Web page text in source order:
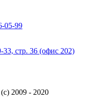
05-99
стр. 36 (офис 202)
2009 - 2020